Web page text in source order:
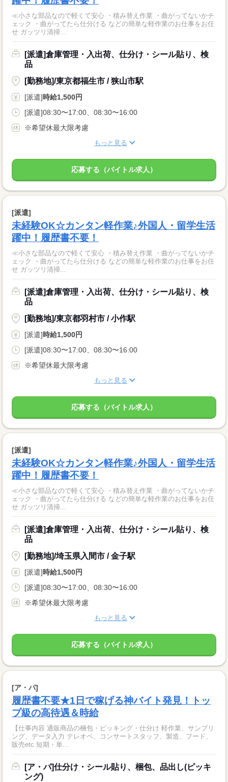
≪小さな部品なので軽くて安心 ・積み替え作業 ・曲がってないかチ
ェック ・曲がってたら仕分ける などの簡単な軽作業のお仕事をお任
せ ガッツリ清掃...
[派遣]倉庫管理・入出荷、仕分け・シール貼り、検
品
[勤務地]/東京都福生市 / 狭山市駅
[派遣]時給1,500円
[派遣]08:30〜17:00、08:30〜16:00
※希望休最大限考慮
もっと見る
応募する（バイトル求人）
[派遣]
未経験OK☆カンタン軽作業♪外国人・留学生活
躍中！履歴書不要！
≪小さな部品なので軽くて安心 ・積み替え作業 ・曲がってないかチ
ェック ・曲がってたら仕分ける などの簡単な軽作業のお仕事をお任
せ ガッツリ清掃...
[派遣]倉庫管理・入出荷、仕分け・シール貼り、検
品
[勤務地]/東京都羽村市 / 小作駅
[派遣]時給1,500円
[派遣]08:30〜17:00、08:30〜16:00
※希望休最大限考慮
もっと見る
応募する（バイトル求人）
[派遣]
未経験OK☆カンタン軽作業♪外国人・留学生活
躍中！履歴書不要！
≪小さな部品なので軽くて安心 ・積み替え作業 ・曲がってないかチ
ェック ・曲がってたら仕分ける などの簡単な軽作業のお仕事をお任
せ ガッツリ清掃...
[派遣]倉庫管理・入出荷、仕分け・シール貼り、検
品
[勤務地]/埼玉県入間市 / 金子駅
[派遣]時給1,500円
[派遣]08:30〜17:00、08:30〜16:00
※希望休最大限考慮
もっと見る
応募する（バイトル求人）
[ア・パ]
履歴書不要★1日で稼げる神バイト発見！トッ
プ級の高待遇＆時給
【仕事内容 通販商品の梱包・ピッキング・仕分け 軽作業、サンプリ
ング、データ入力 テレオペ、コンサートスタッフ、製造、フード、
販売etc 短期・単...
[ア・パ]仕分け・シール貼り、梱包、品出し(ピッキ
ング)